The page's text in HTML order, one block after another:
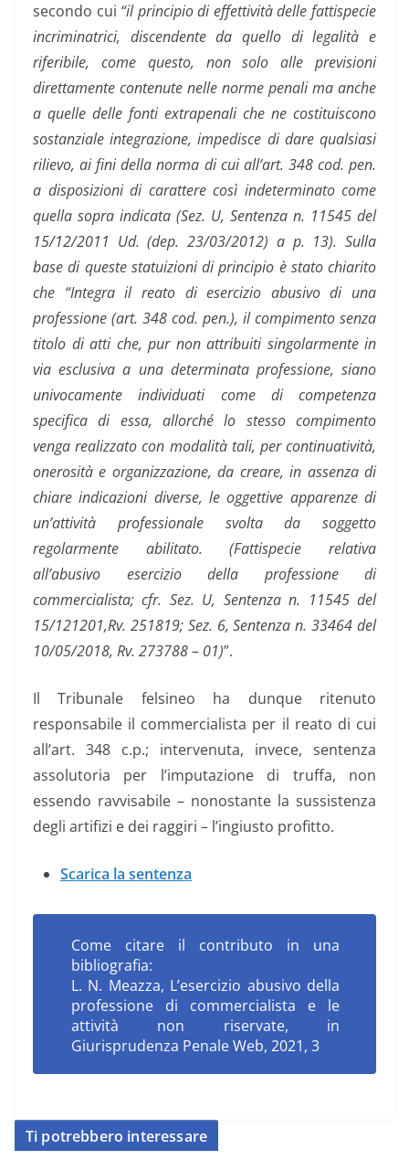
secondo cui “il principio di effettività delle fattispecie
incriminatrici, discendente da quello di legalità e
riferibile, come questo, non solo alle previsioni
direttamente contenute nelle norme penali ma anche
a quelle delle fonti extrapenali che ne costituiscono
sostanziale integrazione, impedisce di dare qualsiasi
rilievo, ai fini della norma di cui all’art. 348 cod. pen.
a disposizioni di carattere così indeterminato come
quella sopra indicata (Sez. U, Sentenza n. 11545 del
15/12/2011 Ud. (dep. 23/03/2012) a p. 13). Sulla
base di queste statuizioni di principio è stato chiarito
che “Integra il reato di esercizio abusivo di una
professione (art. 348 cod. pen.), il compimento senza
titolo di atti che, pur non attribuiti singolarmente in
via esclusiva a una determinata professione, siano
univocamente individuati come di competenza
specifica di essa, allorché lo stesso compimento
venga realizzato con modalità tali, per continuatività,
onerosità e organizzazione, da creare, in assenza di
chiare indicazioni diverse, le oggettive apparenze di
un’attività professionale svolta da soggetto
regolarmente abilitato. (Fattispecie relativa
all’abusivo esercizio della professione di
commercialista; cfr. Sez. U, Sentenza n. 11545 del
15/121201,Rv. 251819; Sez. 6, Sentenza n. 33464 del
10/05/2018, Rv. 273788 – 01)”.
Il Tribunale felsineo ha dunque ritenuto
responsabile il commercialista per il reato di cui
all’art. 348 c.p.; intervenuta, invece, sentenza
assolutoria per l’imputazione di truffa, non
essendo ravvisabile – nonostante la sussistenza
degli artifizi e dei raggiri – l’ingiusto profitto.
Scarica la sentenza
Come citare il contributo in una
bibliografia:
L. N. Meazza, L’esercizio abusivo della
professione di commercialista e le
attività non riservate, in
Giurisprudenza Penale Web, 2021, 3
Ti potrebbero interessare